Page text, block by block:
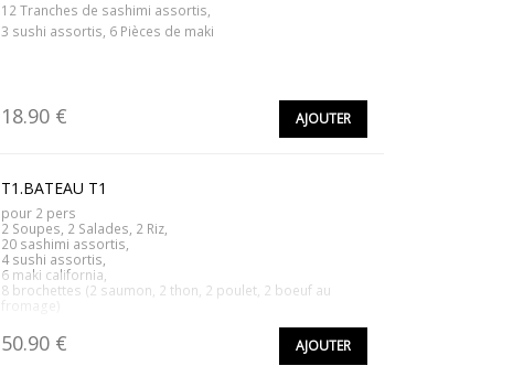
12 Tranches de sashimi assortis,
3 sushi assortis, 6 Pièces de maki
18.90 € AJOUTER
T1.BATEAU T1
pour 2 pers
2 Soupes, 2 Salades, 2 Riz,
20 sashimi assortis,
4 sushi assortis,
6 maki california,
8 brochettes (2 saumon, 2 thon, 2 poulet, 2 boeuf au
50.90 € AJOUTER